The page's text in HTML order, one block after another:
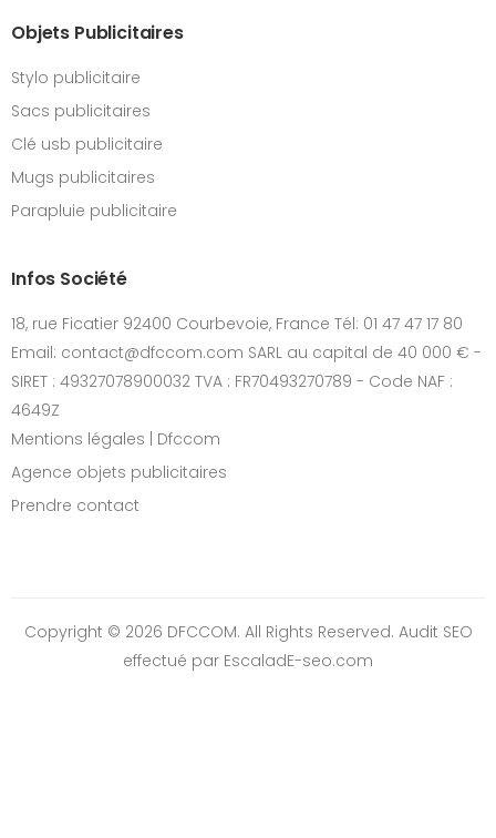
Objets Publicitaires
Stylo publicitaire
Sacs publicitaires
Clé usb publicitaire
Mugs publicitaires
Parapluie publicitaire
Infos Société
18, rue Ficatier 92400 Courbevoie, France Tél: 01 47 47 17 80
Email: contact@dfccom.com SARL au capital de 40 000 € -
SIRET : 49327078900032 TVA : FR70493270789 - Code NAF :
4649Z
Mentions légales | Dfccom
Agence objets publicitaires
Prendre contact
Copyright © 2026 DFCCOM. All Rights Reserved. Audit SEO
effectué par EscaladE-seo.com